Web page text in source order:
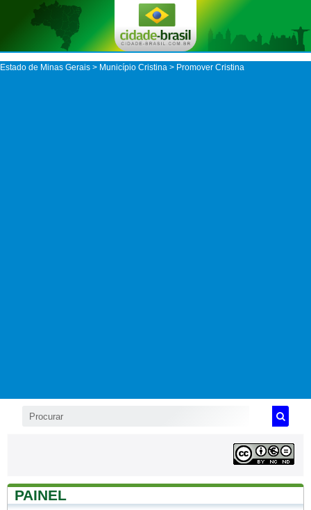
Estado de Minas Gerais > Município Cristina > Promover Cristina
PAINEL